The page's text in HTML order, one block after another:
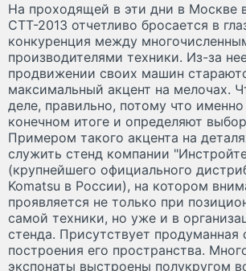
На проходящей в эти дни в Москве
СТТ-2013 отчетливо бросается в
конкуренция между
производителями техники. Из-за
продвижении своих машин
максимальный акцент на мелочах.
деле, правильно, потому что
конечном итоге и определяют
Примером такого акцента на
служить стенд компании
(крупнейшего официального
Komatsu в России), на котором
проявляется не только при
самой техники, но уже и в
стенда. Присутствует продуманная
построения его пространства.
экспонаты выстроены полукругом